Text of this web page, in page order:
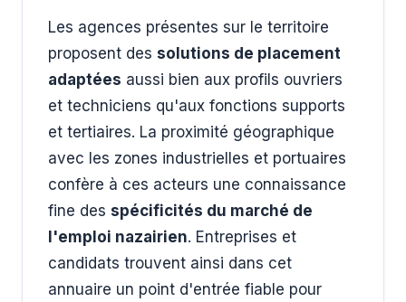
Les agences présentes sur le territoire
proposent des solutions de placement
adaptées aussi bien aux profils ouvriers
et techniciens qu'aux fonctions supports
et tertiaires. La proximité géographique
avec les zones industrielles et portuaires
confère à ces acteurs une connaissance
fine des spécificités du marché de
l'emploi nazairien. Entreprises et
candidats trouvent ainsi dans cet
annuaire un point d'entrée fiable pour